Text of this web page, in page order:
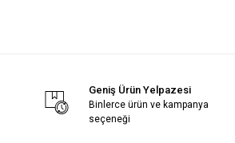
Geniş Ürün Yelpazesi
Binlerce ürün ve kampanya
seçeneği